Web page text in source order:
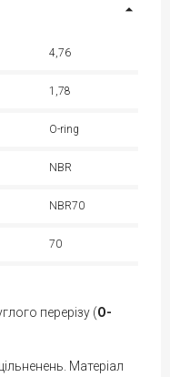
4,76
1,78
O-ring
NBR
NBR70
70
перерізу (O-
Матеріал